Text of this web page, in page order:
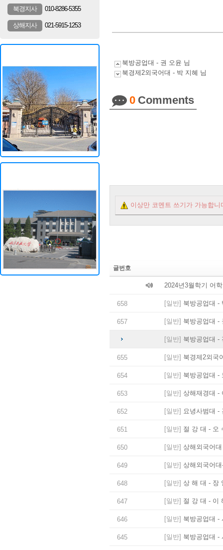
북경지사 010-8286-5355
상해지사 021-5915-1253
북방공업대 - 권 오윤 님
북경제2외국어대 - 박 지혜 님
0 Comments
이상만 코멘트 쓰기가 가능합니
글번호
2024년3월학기 어
658 [일반] 북방공업대 -
657 [일반] 북방공업대 -
[일반] 북방공업대 -
655 [일반] 북경제2외국
654 [일반] 북방공업대 -
653 [일반] 상해재경대 -
652 [일반] 요녕사범대 -
651 [일반] 절 강 대 - 오
650 [일반] 상해외국어
649 [일반] 상해외국어
648 [일반] 상 해 대 - 장
647 [일반] 절 강 대 - 이
646 [일반] 북방공업대 -
645 [일반] 북방공업대 -